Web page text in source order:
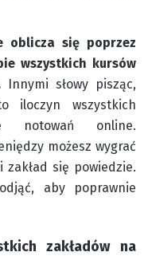
oblicza się poprzez
wszystkich kursów
Innymi słowy pisząc,
iloczyn wszystkich
notowań online.
możesz wygrać
zakład się powiedzie.
aby poprawnie
zakładów na